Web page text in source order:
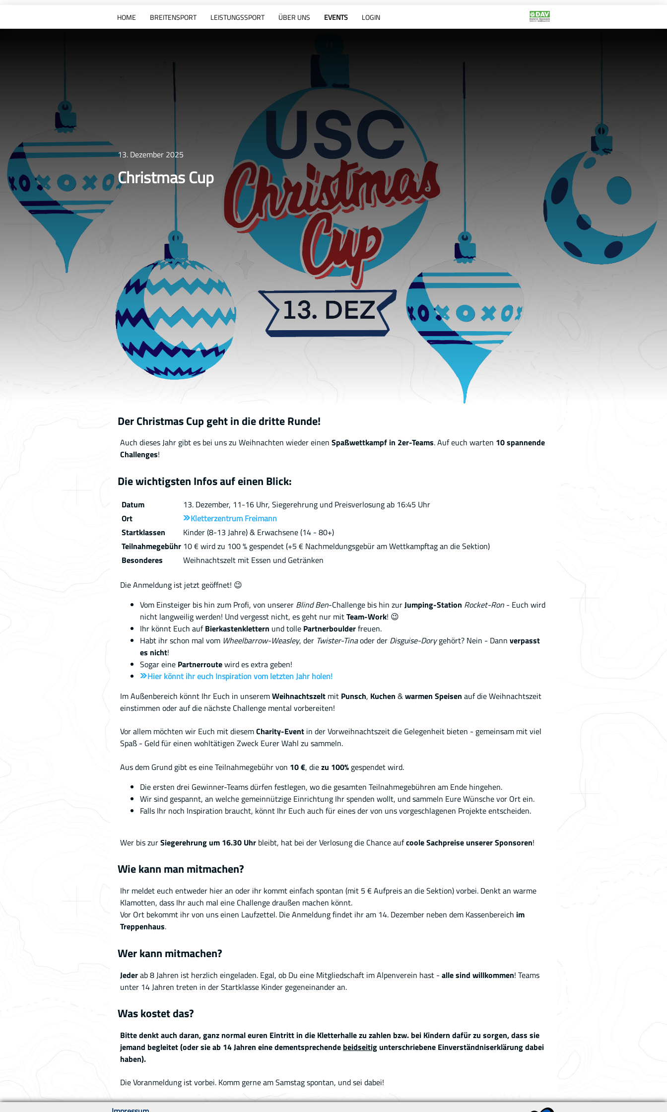
HOME BREITENSPORT LEISTUNGSSPORT ÜBER UNS EVENTS LOGIN
13. Dezember 2025
Christmas Cup
Der Christmas Cup geht in die dritte Runde!
Auch dieses Jahr gibt es bei uns zu Weihnachten wieder einen Spaßwettkampf in 2er-Teams. Auf euch warten 10 spannende
Challenges!
Die wichtigsten Infos auf einen Blick:
Datum
13. Dezember, 11-16 Uhr, Siegerehrung und Preisverlosung ab 16:45 Uhr
Ort
Kletterzentrum Freimann
Startklassen
Kinder (8-13 Jahre) & Erwachsene (14 - 80+)
Teilnahmegebühr 10 € wird zu 100 % gespendet (+5 € Nachmeldungsgebür am Wettkampftag an die Sektion)
Besonderes
Weihnachtszelt mit Essen und Getränken
Die Anmeldung ist jetzt geöffnet! 😉
Vom Einsteiger bis hin zum Profi, von unserer Blind Ben-Challenge bis hin zurJumping-Station Rocket-Ron - Euch wird
nicht langweilig werden! Und vergesst nicht, es geht nur mitTeam-Work! 😉
Ihr könnt Euch aufBierkastenklettern und tolle Partnerboulderfreuen.
Habt ihr schon mal vom Wheelbarrow-Weasley, der Twister-Tinaoder der Disguise-Dorygehört? Nein - Dann verpasst
es nicht!
Sogar eine Partnerroutewird es extra geben!
Hier könnt ihr euch Inspiration vom letzten Jahr holen!
Im Außenbereich könnt Ihr Euch in unseremWeihnachtszelt mit Punsch, Kuchen &warmen Speisen auf die Weihnachtszeit
einstimmen oder auf die nächste Challenge mental vorbereiten!
Vor allem möchten wir Euch mit diesemCharity-Event in der Vorweihnachtszeit die Gelegenheit bieten - gemeinsam mit viel
Spaß - Geld für einen wohltätigen Zweck Eurer Wahl zu sammeln.
Aus dem Grund gibt es eine Teilnahmegebühr von 10 €, diezu 100% gespendet wird.
Die ersten drei Gewinner-Teams dürfen festlegen, wo die gesamten Teilnahmegebühren am Ende hingehen.
Wir sind gespannt, an welche gemeinnützige Einrichtung Ihr spenden wollt, und sammeln Eure Wünsche vor Ort ein.
Falls Ihr noch Inspiration braucht, könnt Ihr Euch auch für eines der von uns vorgeschlagenen Projekte entscheiden.
Wer bis zurSiegerehrung um 16.30 Uhr bleibt, hat bei der Verlosung die Chance aufcoole Sachpreise unserer Sponsoren!
Wie kann man mitmachen?
Ihr meldet euch entweder hier an oder ihr kommt einfach spontan (mit 5 € Aufpreis an die Sektion) vorbei. Denkt an warme
Klamotten, dass Ihr auch mal eine Challenge draußen machen könnt.
Vor Ort bekommt ihr von uns einen Laufzettel. Die Anmeldung findet ihr am 14. Dezember neben dem Kassenbereich im
Treppenhaus.
Wer kann mitmachen?
Jederab 8 Jahren ist herzlich eingeladen. Egal, ob Du eine Mitgliedschaft im Alpenverein hast - alle sind willkommen! Teams
unter 14 Jahren treten in der Startklasse Kinder gegeneinander an.
Was kostet das?
Bitte denkt auch daran, ganz normal euren Eintritt in die Kletterhalle zu zahlen bzw. bei Kindern dafür zu sorgen, dass sie
jemand begleitet (oder sie ab 14 Jahren eine dementsprechende beidseitig unterschriebene Einverständniserklärung dabei
haben).
Die Voranmeldung ist vorbei. Komm gerne am Samstag spontan, und sei dabei!